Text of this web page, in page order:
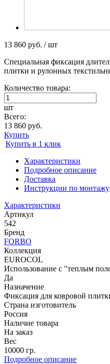
13 860 руб. / шт
Специальная фиксация
плитки и рулонных
Количество товара:
шт
Всего:
13 860 руб.
Купить
Купить в 1 клик
Характеристики
Подробное описание
Доставка
Инструкции по монтажу
Характеристики
Артикул
542
Бренд
FORBO
Коллекция
EUROCOL
Использование с "теплым
Да
Назначение
Фиксация для ковровой
Страна изготовитель
Россия
Наличие товара
На заказ
Вес
10000 гр.
Подробное описание